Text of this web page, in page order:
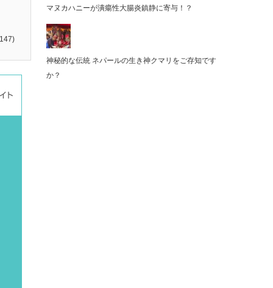
マヌカハニーが潰瘍性大腸炎鎮静に寄与！？
神秘的な伝統 ネパールの生き神クマリをご存知です
か？